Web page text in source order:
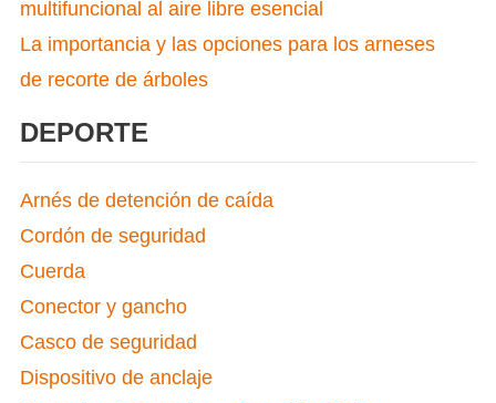
multifuncional al aire libre esencial
La importancia y las opciones para los arneses
de recorte de árboles
DEPORTE
Arnés de detención de caída
Cordón de seguridad
Cuerda
Conector y gancho
Casco de seguridad
Dispositivo de anclaje